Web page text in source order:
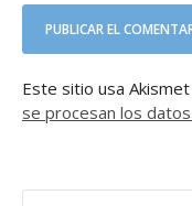
Este sitio usa
se procesan los